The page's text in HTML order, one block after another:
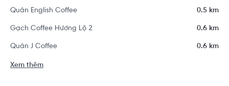
Quán English Coffee 0.5 km
Gạch Coffee Hương Lộ 2 0.6 km
Quán J Coffee 0.6 km
Xem thêm